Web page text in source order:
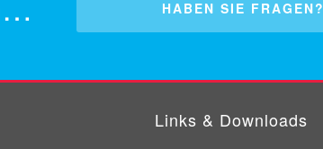
HABEN SIE FRAGEN?
Links & Downloads